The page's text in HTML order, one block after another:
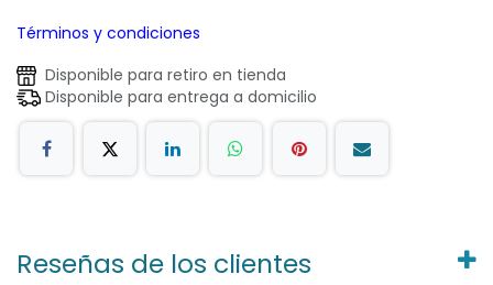
Términos y condiciones
Disponible para retiro en tienda
Disponible para entrega a domicilio
Reseñas de los clientes